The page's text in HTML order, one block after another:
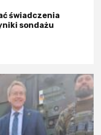
świadczenia
sondażu